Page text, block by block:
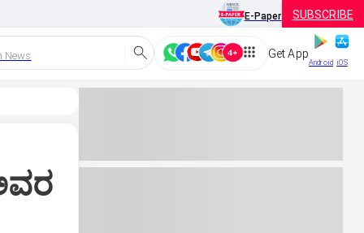
E-Paper SUBSCRIBE
News Get App
Android iOS